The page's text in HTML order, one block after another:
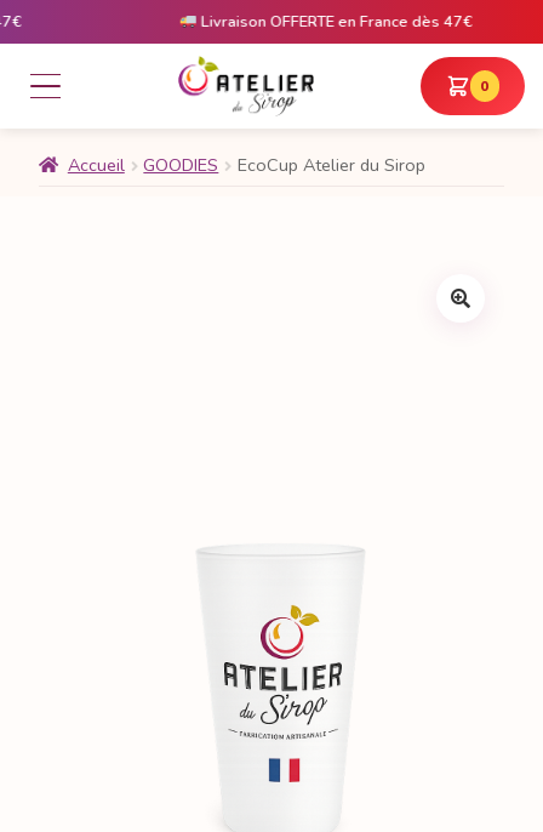
Livraison OFFERTE en France dès 47€
0
Accueil GOODIES EcoCup Atelier du Sirop